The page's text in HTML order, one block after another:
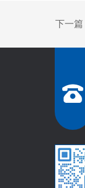
下一篇